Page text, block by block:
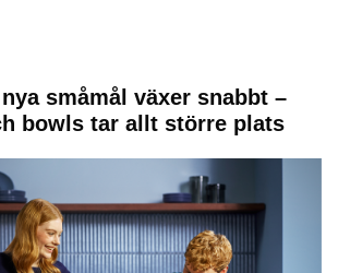
småmål växer snabbt –
bowls tar allt större plats